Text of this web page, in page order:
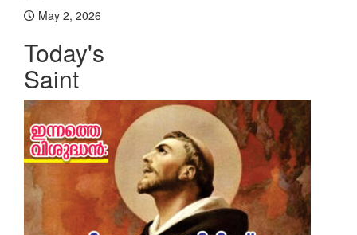
May 2, 2026
Today's
Saint